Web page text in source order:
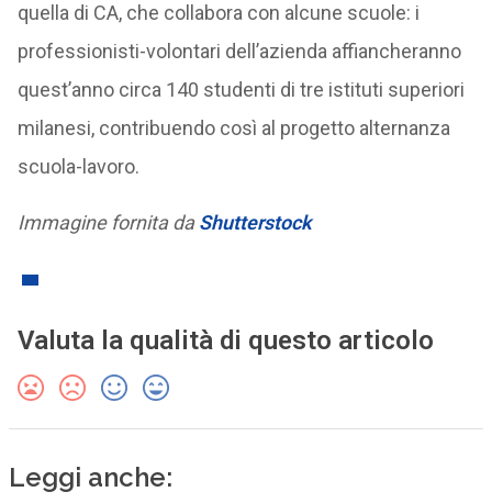
quella di CA, che collabora con alcune scuole: i
professionisti-volontari dell’azienda affiancheranno
quest’anno circa 140 studenti di tre istituti superiori
milanesi, contribuendo così al progetto alternanza
scuola-lavoro.
Immagine fornita daShutterstock
Valuta la qualità di questo articolo
Leggi anche: